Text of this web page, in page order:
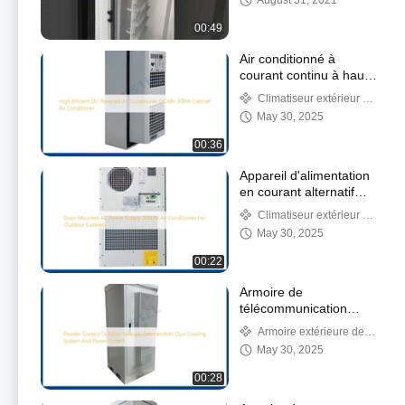
00:49
climatiseur
00:36
Air conditionné à
courant continu à haute
efficacité DC48V 300W
Climatiseur extérieur de
CabinetMay 30, 2025
00:22
Appareil d'alimentation
en courant alternatif
monté sur la porte
2000W climatiseur pour
armoires extérieures
Climatiseur extérieur de
CabinetMay 30, 2025
00:28
Armoire de
télécommunication
extérieure revêtue de
poudre avec double
système de
Armoire extérieure de
télécomMay 30, 2025